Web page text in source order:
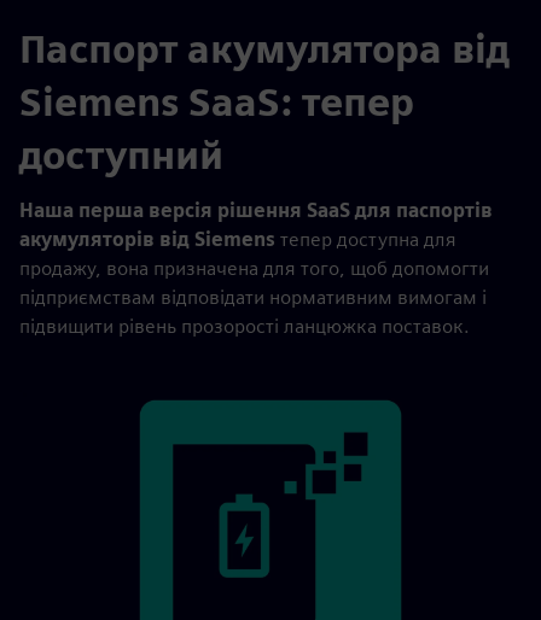
Паспорт акумулятора від
Siemens SaaS: тепер
доступний
Наша перша версія рішення SaaS для паспортів
акумуляторів від Siemens тепер доступна для
продажу, вона призначена для того, щоб допомогти
підприємствам відповідати нормативним вимогам і
підвищити рівень прозорості ланцюжка поставок.